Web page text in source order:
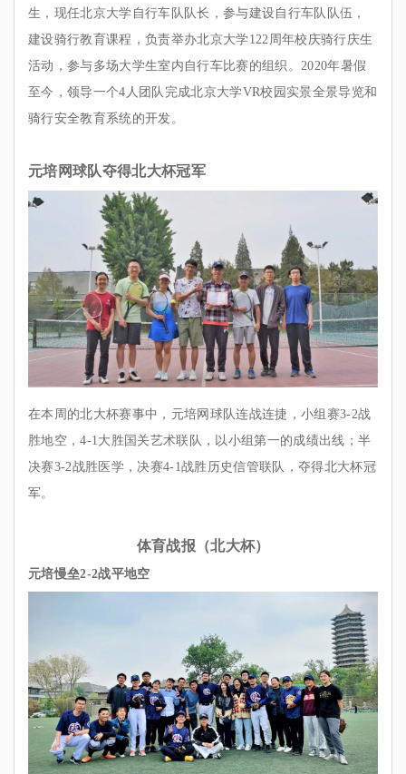
生，现任北京大学自行车队队长，参与建设自行车队队伍，
建设骑行教育课程，负责举办北京大学122周年校庆骑行庆生
活动，参与多场大学生室内自行车比赛的组织。2020年暑假
至今，领导一个4人团队完成北京大学VR校园实景全景导览和
骑行安全教育系统的开发。
元培网球队夺得北大杯冠军
在本周的北大杯赛事中，元培网球队连战连捷，小组赛3-2战
胜地空，4-1大胜国关艺术联队，以小组第一的成绩出线；半
决赛3-2战胜医学，决赛4-1战胜历史信管联队，夺得北大杯冠
军。
体育战报（北大杯）
元培慢垒2-2战平地空